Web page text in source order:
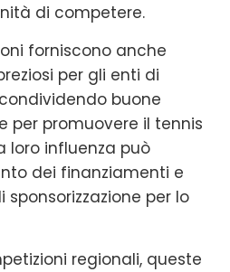
di competere.
forniscono anche
per gli enti di
buone
per promuovere il tennis
loro influenza può
dei finanziamenti e
per lo
regionali, queste